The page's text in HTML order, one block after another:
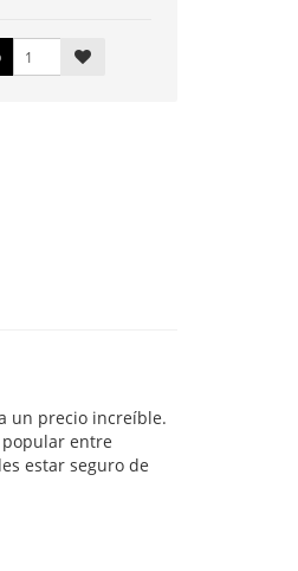
un precio increíble.
entre
estar seguro de